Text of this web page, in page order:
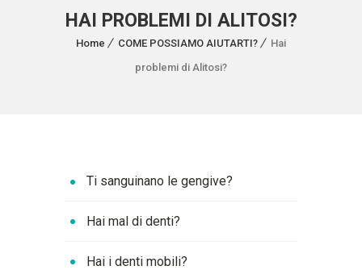
HAI PROBLEMI DI ALITOSI?
Home COME POSSIAMO AIUTARTI?
Hai
problemi di Alitosi?
Ti sanguinano le gengive?
Hai mal di denti?
Hai i denti mobili?